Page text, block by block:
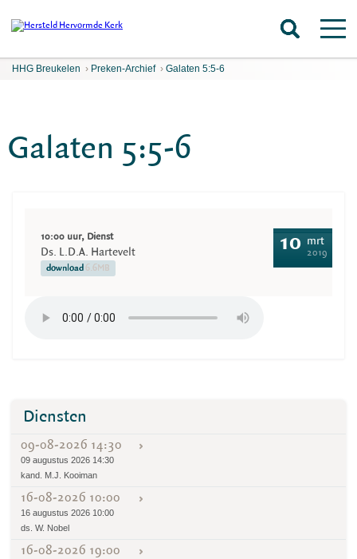
HHG Breukelen › Preken-Archief › Galaten 5:5-6
Galaten 5:5-6
10:00 uur, Dienst
Ds. L.D.A. Hartevelt
download 6.6MB
10 mrt
2019
Diensten
09-08-2026 14:30
09 augustus 2026 14:30
kand. M.J. Kooiman
16-08-2026 10:00
16 augustus 2026 10:00
ds. W. Nobel
16-08-2026 19:00